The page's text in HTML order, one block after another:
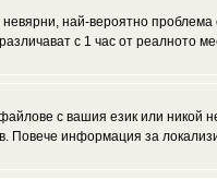
най-вероятно
с 1 час от реалното
с вашия език или
Повече информация за